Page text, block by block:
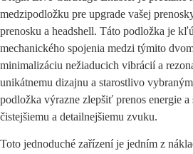
medzipodložku pre upgrade vašej
prenosku a headshell. Táto podložka je
mechanického spojenia medzi týmito
minimalizáciu nežiaducich vibrácií a
unikátnemu dizajnu a starostlivo
podložka výrazne zlepšiť prenos energie
čistejšiemu a detailnejšiemu zvuku.
Toto jednoduché zařízení je jedním z